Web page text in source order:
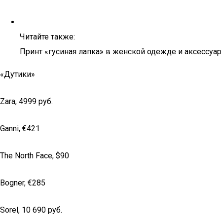
Читайте также:
Принт «гусиная лапка» в женской одежде и
«Дутики»
Zara, 4999 pуб.
Ganni, €421
The North Face, $90
Bogner, €285
Sorel, 10 690 pуб.